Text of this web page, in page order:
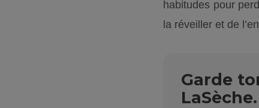
habitudes pour
la réveiller et de
Garde
LaSèche.